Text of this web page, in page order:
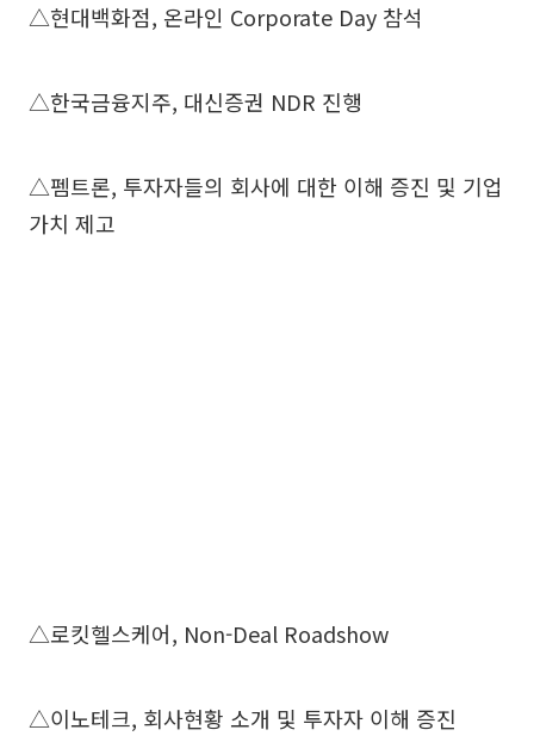
△현대백화점, 온라인 Corporate Day 참석
△한국금융지주, 대신증권 NDR 진행
△펨트론, 투자자들의 회사에 대한 이해 증진 및 기업
가치 제고
△로킷헬스케어, Non-Deal Roadshow
△이노테크, 회사현황 소개 및 투자자 이해 증진